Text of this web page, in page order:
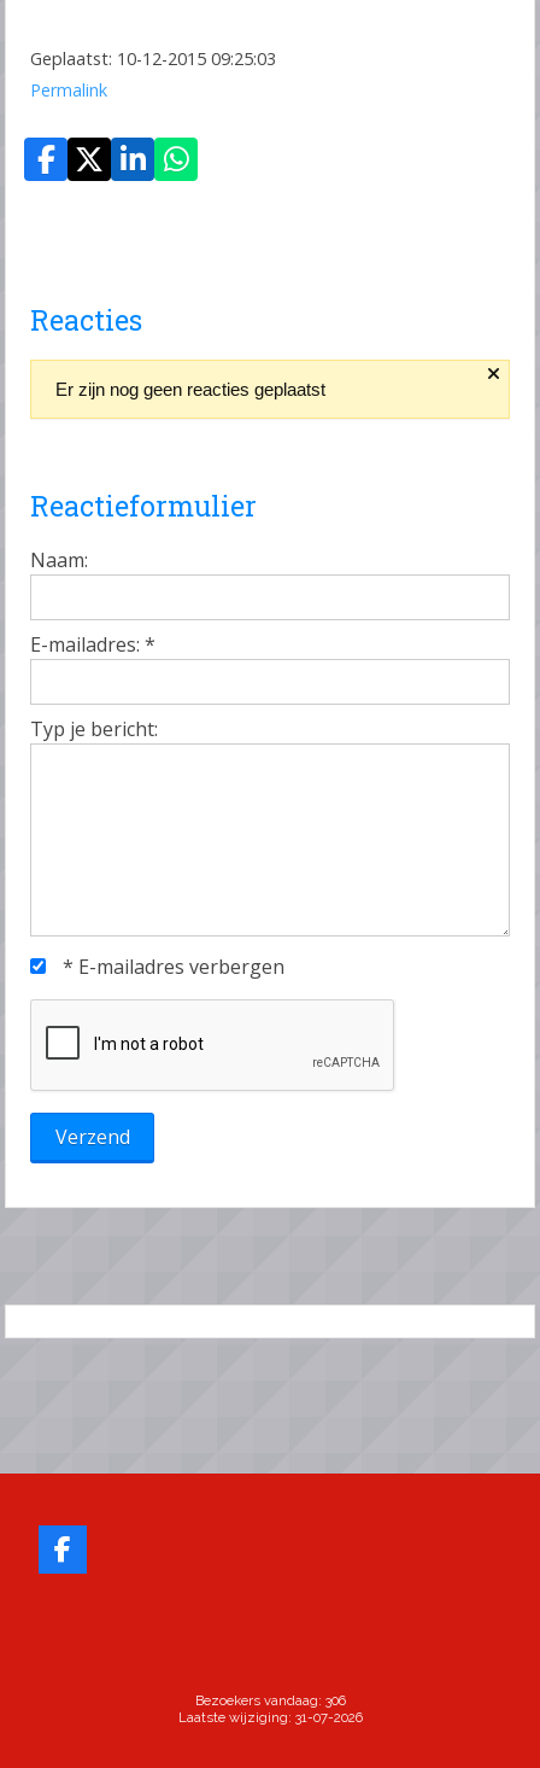
Geplaatst: 10-12-2015 09:25:03
Permalink
Reacties
Er zijn nog geen reacties geplaatst
Reactieformulier
Naam:
E-mailadres:*
Typ je bericht:
* E-mailadres verbergen
Bezoekers vandaag: 306
Laatste wijziging: 31-07-2026